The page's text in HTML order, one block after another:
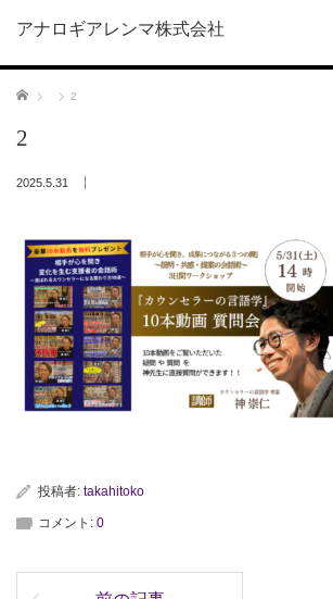
アナロギアレンマ株式会社
ホーム 2
2
2025.5.31
投稿者: takahitoko
コメント: 0